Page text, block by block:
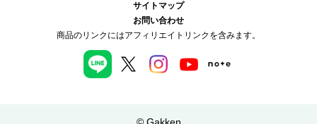
サイトマップ
お問い合わせ
商品のリンクにはアフィリエイトリンクを含みます。